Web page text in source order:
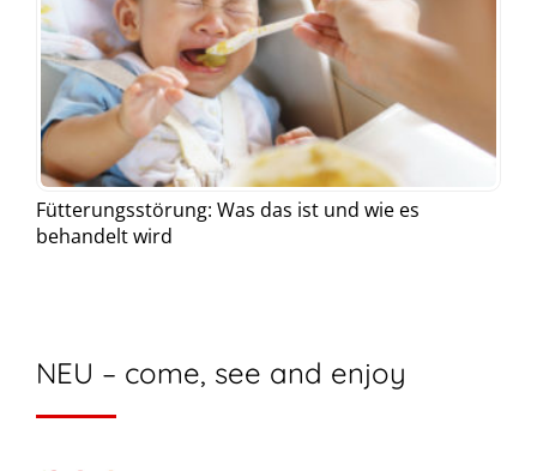
Fütterungsstörung: Was das ist und wie es
behandelt wird
NEU – come, see and enjoy